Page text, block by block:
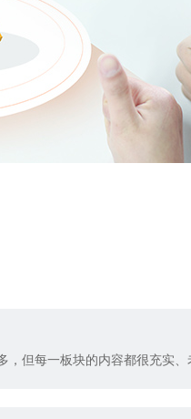
，但每一板块的内容都很充实